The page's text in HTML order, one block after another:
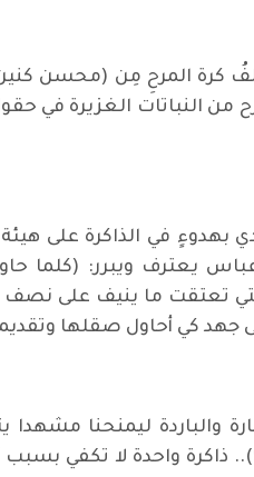
كرة المرحِ مِن (محسن
النباتات الغزيرة في
بهدوءٍ في الذاكرة على
يعترف ويبرر: (كلما
جهد كي أحاول صقلها
والباردة ليمنحنا
وامض(أكتبُ ما يشبه الرواية التي استنبطتها من